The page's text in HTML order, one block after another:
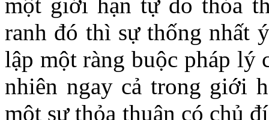
ranh đó thì sự thống nhất
lập một ràng buộc pháp lý
nhiên ngay cả trong giới
một sự thỏa thuận có chủ